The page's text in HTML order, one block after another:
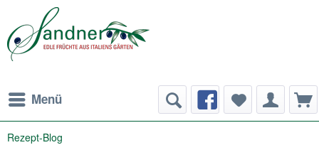
Menü
Rezept-Blog